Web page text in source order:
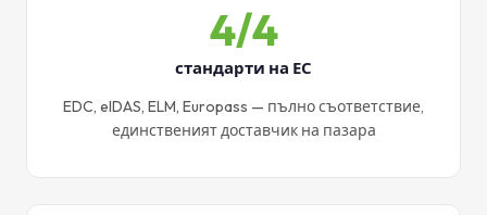
4/4
стандарти на ЕС
EDC, eIDAS, ELM, Europass — пълно съответствие,
единственият доставчик на пазара